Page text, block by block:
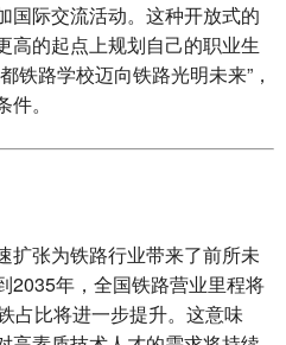
国际交流活动。这种开放式的
高的起点上规划自己的职业生
铁路学校迈向铁路光明未来”，
。
扩张为铁路行业带来了前所未
2035年，全国铁路营业里程将
占比将进一步提升。这意味